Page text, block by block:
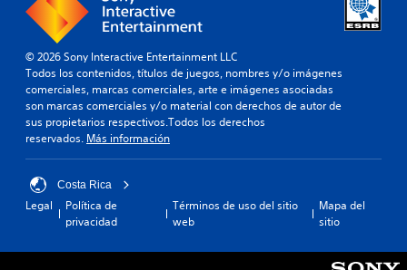
© 2026 Sony Interactive Entertainment LLC
Todos los contenidos, títulos de juegos, nombres y/o imágenes
comerciales, marcas comerciales, arte e imágenes asociadas
son marcas comerciales y/o material con derechos de autor de
sus propietarios respectivos.Todos los derechos
reservados. Más información
Costa Rica
Legal
Política de
privacidad
Términos de uso del sitio
web
Mapa del
sitio